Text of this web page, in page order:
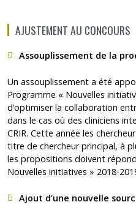
AJUSTEMENT AU CONCOURS
Assouplissement de la
Un assouplissement a été
Programme « Nouvelles
d’optimiser la collaboration
dans le cas où des cliniciens
CRIR. Cette année les
titre de chercheur principal, à
les propositions doivent
Nouvelles initiatives » 2018-
Ajout d’une nouvelle